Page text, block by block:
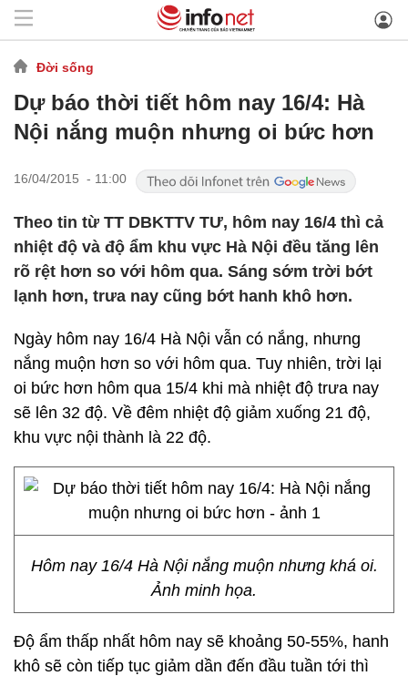
Đời sống
Dự báo thời tiết hôm nay 16/4: Hà
Nội nắng muộn nhưng oi bức hơn
16/04/2015 - 11:00
Theo tin từ TT DBKTTV TƯ, hôm nay 16/4 thì cả
nhiệt độ và độ ẩm khu vực Hà Nội đều tăng lên
rõ rệt hơn so với hôm qua. Sáng sớm trời bớt
lạnh hơn, trưa nay cũng bớt hanh khô hơn.
Ngày hôm nay 16/4 Hà Nội vẫn có nắng, nhưng
nắng muộn hơn so với hôm qua. Tuy nhiên, trời lại
oi bức hơn hôm qua 15/4 khi mà nhiệt độ trưa nay
sẽ lên 32 độ. Về đêm nhiệt độ giảm xuống 21 độ,
khu vực nội thành là 22 độ.
Hôm nay 16/4 Hà Nội nắng muộn nhưng khá oi.
Ảnh minh họa.
Độ ẩm thấp nhất hôm nay sẽ khoảng 50-55%, hanh
khô sẽ còn tiếp tục giảm dần đến đầu tuần tới thì